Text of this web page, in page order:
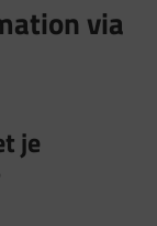
via
je